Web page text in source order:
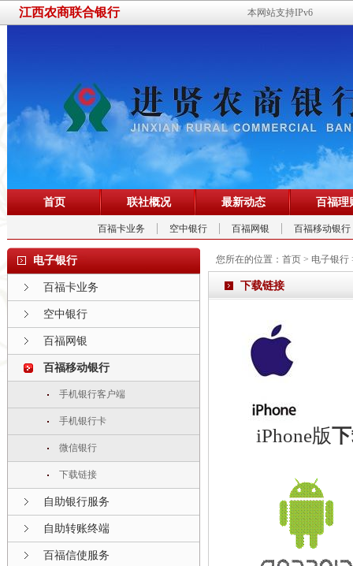
江西农商联合银行 本网站支持IPv6
首页 联社概况 最新动态 百福理
百福卡业务 空中银行 百福网银 百福移动银行
电子银行
百福卡业务
空中银行
百福网银
百福移动银行
手机银行客户端
手机银行卡
微信银行
下载链接
自助银行服务
自助转账终端
百福信使服务
您所在的位置： 首页 > 电子银行
下载链接
iPhone版